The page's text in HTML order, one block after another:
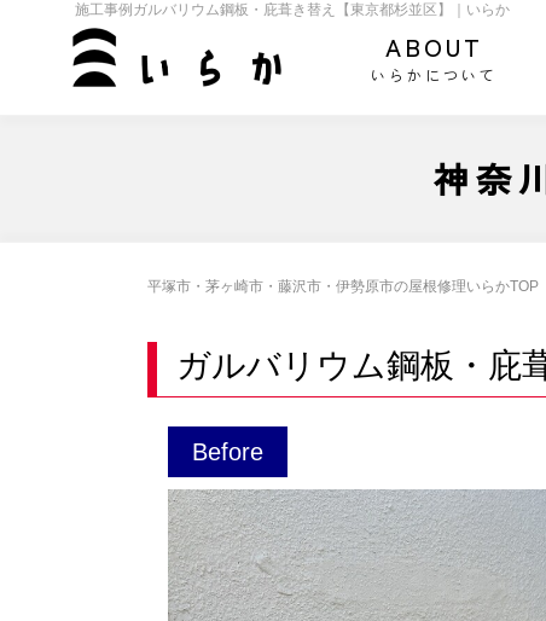
施工事例ガルバリウム鋼板・庇葺き替え【東京都杉並区】｜いらか
ABOUT
いらかについて
神奈
平塚市・茅ヶ崎市・藤沢市・伊勢原市の屋根修理いらかTOP
ガルバリウム鋼板・庇
Before